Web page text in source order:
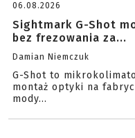
06.08.2026
Sightmark G-Shot
bez frezowania za...
Damian Niemczuk
G-Shot to
montaż optyki na
mody...